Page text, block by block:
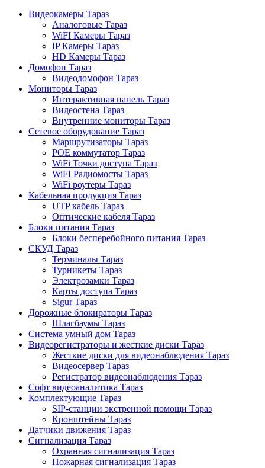
Видеокамеры Тараз
Аналоговые Тараз
WiFI Камеры Тараз
IP Камеры Тараз
HD Камеры Тараз
Домофон Тараз
Видеодомофон Тараз
Мониторы Тараз
Интерактивная панель Тараз
Видеостена Тараз
Внутренние мониторы Тараз
Сетевое оборудование Тараз
Маршрутизаторы Тараз
POE коммутатор Тараз
WiFi Точки доступа Тараз
WiFI Радиомосты Тараз
WiFi роутеры Тараз
Кабельная продукция Тараз
UTP кабель Тараз
Оптические кабеля Тараз
Блоки питания Тараз
Блоки бесперебойного питания Тараз
СКУД Тараз
Терминалы Тараз
Турникеты Тараз
Электрозамки Тараз
Карты доступа Тараз
Sigur Тараз
Дорожные блокираторы Тараз
Шлагбаумы Тараз
Система умный дом Тараз
Видеорегистраторы и жесткие диски Тараз
Жесткие диски для видеонаблюдения Тараз
Видеосервер Тараз
Регистратор видеонаблюдения Тараз
Софт видеоаналитика Тараз
Комплектующие Тараз
SIP-станции экстренной помощи Тараз
Кронштейны Тараз
Датчики движения Тараз
Сигнализация Тараз
Охранная сигнализация Тараз
Пожарная сигнализация Тараз